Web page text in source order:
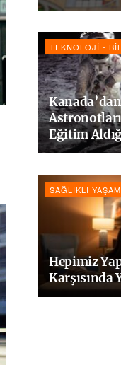
TEKNOLOJI -
Eğitim
SAĞLIKLI YAŞAM
Hepimiz
Karşısında